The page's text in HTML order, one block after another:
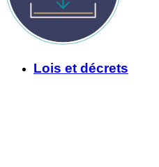
Lois et décrets